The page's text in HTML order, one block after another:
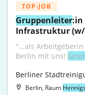
TOP-JOB
Gruppenleiter:in
Infrastruktur
"...als Arbeitgeberin
Berlin mit uns!
Berliner
Berlin, Raum